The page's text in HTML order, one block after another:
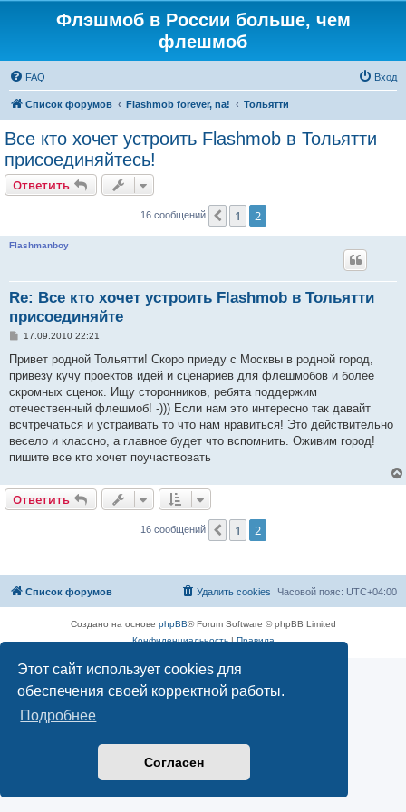
Этот сайт использует cookies для
обеспечения своей корректной работы.
Подробнее
Согласен
Флэшмоб в России больше, чем
флешмоб
FAQ Вход
Список форумов Flashmob forever, na! Тольятти
Все кто хочет устроить Flashmob в Тольятти
присоединяйтесь!
Ответить
16 сообщений Пред.
1 2
Flashmanboy
Re: Все кто хочет устроить Flashmob в Тольятти
присоединяйте
С
о
щ
е
н
и
е
17.09.2010 22:21
Привет родной Тольятти! Скоро приеду с Москвы в родной город,
привезу кучу проектов идей и сценариев для флешмобов и более
скромных сценок. Ищу сторонников, ребята поддержим
отечественный флешмоб! -))) Если нам это интересно так давайт
всчтречаться и устраивать то что нам нравиться! Это действительно
весело и классно, а главное будет что вспомнить. Оживим город!
пишите все кто хочет поучаствовать
Ответить
16 сообщений Пред.
1 2
Список форумов Часовой пояс: UTC+04:00
Удалить cookies
Создано на основе phpBB® Forum Software © phpBB Limited
Конфиденциальность|Правила